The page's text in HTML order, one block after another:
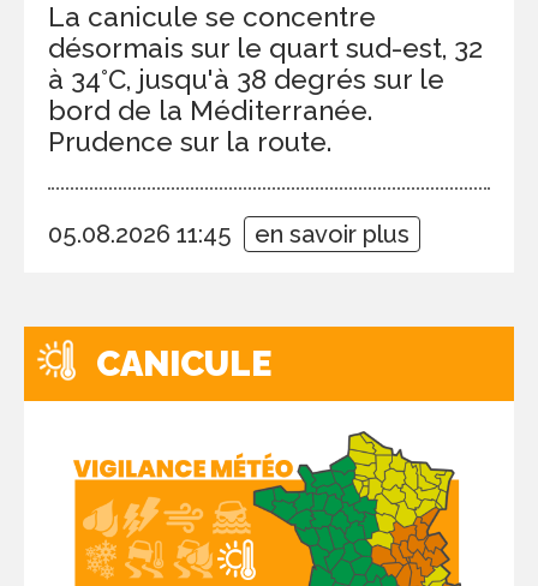
La canicule se concentre
désormais sur le quart sud-est, 32
à 34°C, jusqu'à 38 degrés sur le
bord de la Méditerranée.
Prudence sur la route.
05.08.2026 11:45 en savoir plus
CANICULE